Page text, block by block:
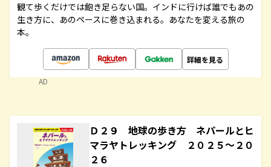
観て歩くだけでは飽き足らない国。インドに行けば誰でもあの
生き方に、あのペースに巻き込まれる。あなたを変える旅の
本。
詳細を見る
AD
Ｄ２９ 地球の歩き方 ネパールとヒ
マラヤトレッキング ２０２５～２０
２６